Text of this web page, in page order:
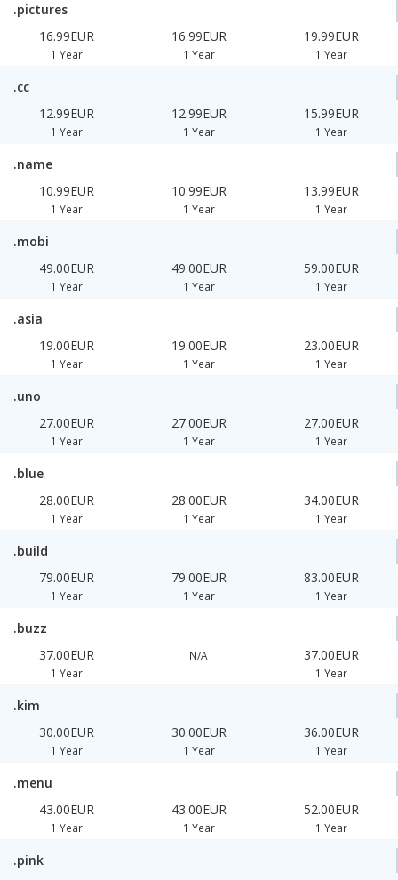
.pictures
16.99EUR
1 Year
16.99EUR
1 Year
19.99EUR
1 Year
.cc
12.99EUR
1 Year
12.99EUR
1 Year
15.99EUR
1 Year
.name
10.99EUR
1 Year
10.99EUR
1 Year
13.99EUR
1 Year
.mobi
49.00EUR
1 Year
49.00EUR
1 Year
59.00EUR
1 Year
.asia
19.00EUR
1 Year
19.00EUR
1 Year
23.00EUR
1 Year
.uno
27.00EUR
1 Year
27.00EUR
1 Year
27.00EUR
1 Year
.blue
28.00EUR
1 Year
28.00EUR
1 Year
34.00EUR
1 Year
.build
79.00EUR
1 Year
79.00EUR
1 Year
83.00EUR
1 Year
.buzz
37.00EUR
1 Year
N/A 37.00EUR
1 Year
.kim
30.00EUR
1 Year
30.00EUR
1 Year
36.00EUR
1 Year
.menu
43.00EUR
1 Year
43.00EUR
1 Year
52.00EUR
1 Year
.pink